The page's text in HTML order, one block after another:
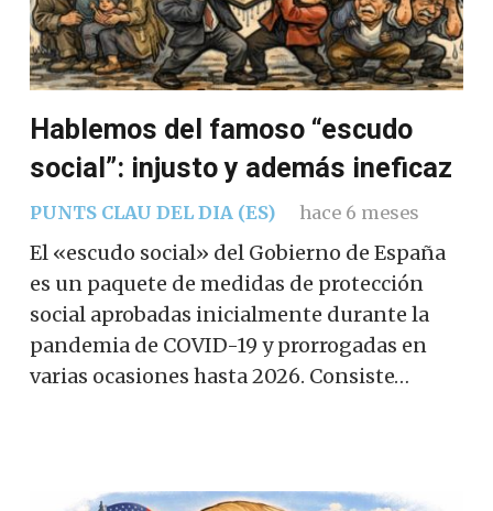
Hablemos del famoso “escudo
social”: injusto y además ineficaz
PUNTS CLAU DEL DIA (ES) hace 6 meses
El «escudo social» del Gobierno de España
es un paquete de medidas de protección
social aprobadas inicialmente durante la
pandemia de COVID-19 y prorrogadas en
varias ocasiones hasta 2026. Consiste…